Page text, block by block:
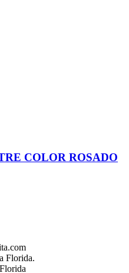
COLOR ROSADO
Florida.